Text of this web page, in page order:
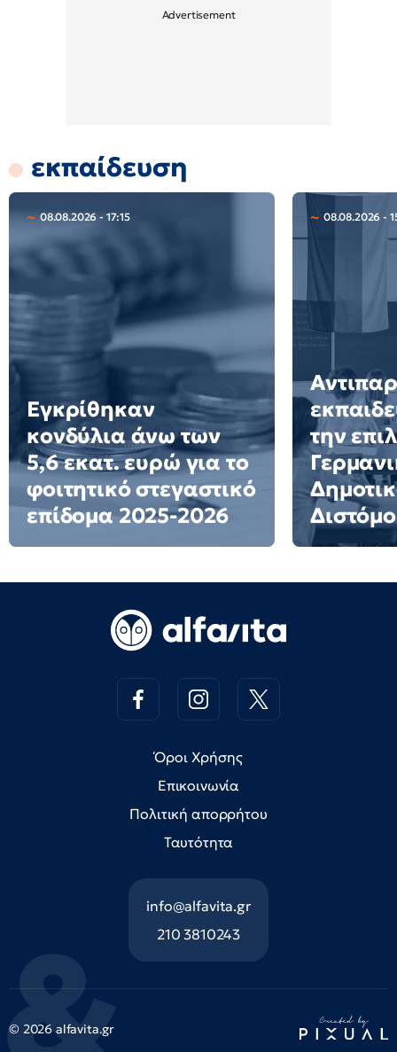
εκπαίδευση
08.08.2026 - 17:15
Εγκρίθηκαν
κονδύλια άνω των
5,6 εκατ. ευρώ για το
φοιτητικό στεγαστικό
επίδομα 2025-2026
08.08.2026 -
την
Όροι Χρήσης
Επικοινωνία
Πολιτική απορρήτου
Ταυτότητα
info@alfavita.gr
210 3810243
© 2026 alfavita.gr